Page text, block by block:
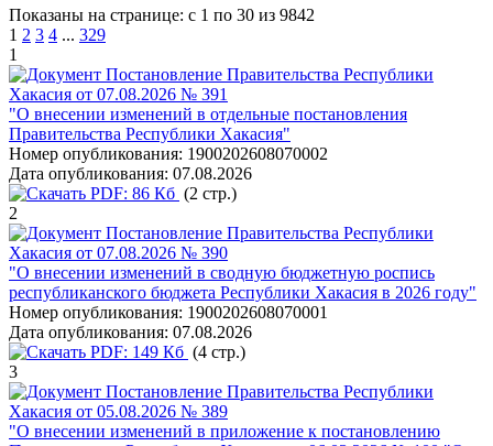
Показаны на странице: с 1 по 30 из 9842
1 2 3 4 ... 329
1
Постановление Правительства Республики
Хакасия от 07.08.2026 № 391
"О внесении изменений в отдельные постановления
Правительства Республики Хакасия"
Номер опубликования: 1900202608070002
Дата опубликования: 07.08.2026
PDF: 86 Кб (2 стр.)
2
Постановление Правительства Республики
Хакасия от 07.08.2026 № 390
"О внесении изменений в сводную бюджетную роспись
республиканского бюджета Республики Хакасия в 2026 году"
Номер опубликования: 1900202608070001
Дата опубликования: 07.08.2026
PDF: 149 Кб (4 стр.)
3
Постановление Правительства Республики
Хакасия от 05.08.2026 № 389
"О внесении изменений в приложение к постановлению